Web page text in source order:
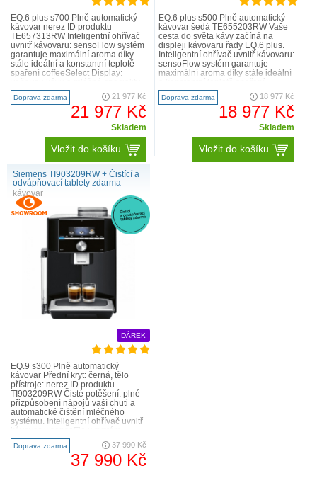
EQ.6 plus s700 Plně automatický
kávovar nerez ID produktu
TE657313RW Inteligentní ohřívač
uvnitř kávovaru: sensoFlow systém
garantuje maximální aroma díky
stále ideální a konstantní teplotě
spaření coffeeSelect Display:
si vyberete jedn..
Doprava zdarma 21 977 Kč
21 977 Kč
Skladem
Vložit do košíku
EQ.6 plus s500 Plně automatický
kávovar šedá TE655203RW Vaše
cesta do světa kávy začíná na
displeji kávovaru řady EQ.6 plus.
Inteligentní ohřívač uvnitř kávovaru:
sensoFlow systém garantuje
maximální aroma díky stále ideální
a konstantní teplotě spaření
coffeeSe..
Doprava zdarma 18 977 Kč
18 977 Kč
Skladem
Vložit do košíku
Siemens TI903209RW + Čistící a
odvápňovací tablety zdarma
kávovar
DÁREK
EQ.9 s300 Plně automatický
kávovar Přední kryt: černá, tělo
přístroje: nerez ID produktu
TI903209RW Čisté potěšení: plné
přizpůsobení nápojů vaší chuti a
automatické čištění mléčného
systému. Inteligentní ohřívač uvnitř
garantuje maxi..
Doprava zdarma 37 990 Kč
37 990 Kč